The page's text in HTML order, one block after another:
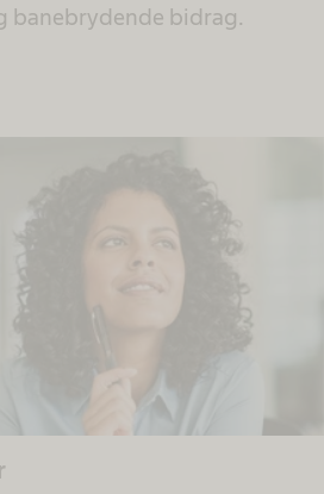
banebrydende bidrag.